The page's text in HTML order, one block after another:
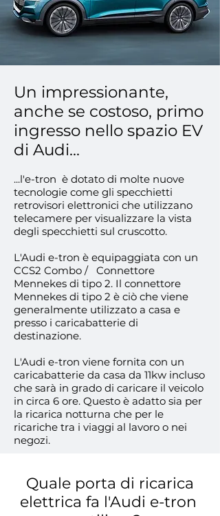
Un impressionante,
anche se costoso, primo
ingresso nello spazio EV
di Audi...
...l'e-tron è dotato di molte nuove
tecnologie come gli specchietti
retrovisori elettronici che utilizzano
telecamere per visualizzare la vista
degli specchietti sul cruscotto.
L'Audi e-tron è equipaggiata con un
CCS2 Combo / Connettore
Mennekes di tipo 2. Il connettore
Mennekes di tipo 2 è ciò che viene
generalmente utilizzato a casa e
presso i caricabatterie di
destinazione.
L'Audi e-tron viene fornita con un
caricabatterie da casa da 11kw incluso
che sarà in grado di caricare il veicolo
in circa 6 ore. Questo è adatto sia per
la ricarica notturna che per le
ricariche tra i viaggi al lavoro o nei
negozi.
Quale porta di ricarica
elettrica fa l'Audi e-tron